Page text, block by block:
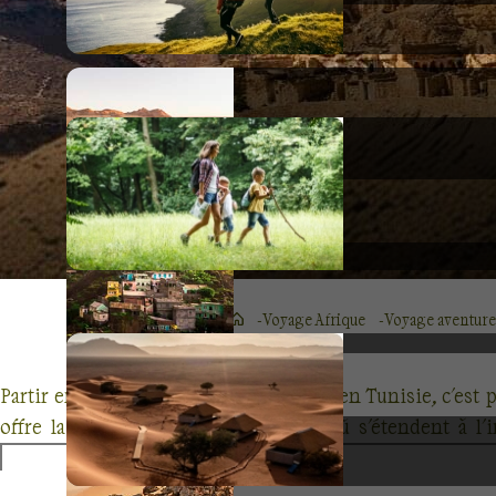
Voyage Afrique Voyage
Partir en randonnée avec un chameau en Tunisie,
offre la magie du désert du Sahara où s'étendent à
compagnons robustes, nous invitent à ralentir, adaptant